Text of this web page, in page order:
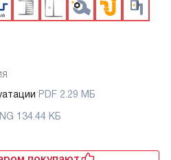
PDF 2.29 МБ
134.44 КБ